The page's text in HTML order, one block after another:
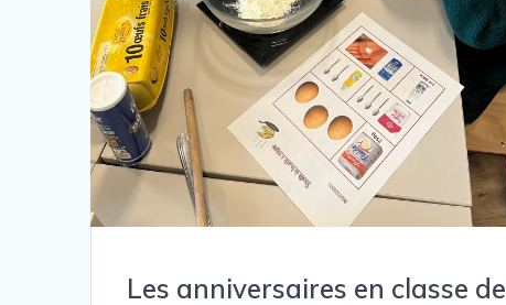
Les anniversaires en classe de